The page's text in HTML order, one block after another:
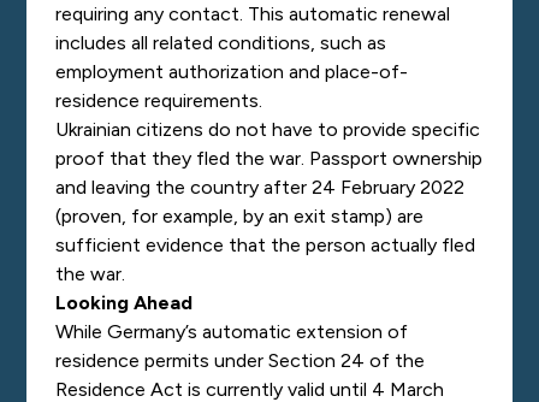
requiring any contact. This automatic renewal
includes all related conditions, such as
employment authorization and place-of-
residence requirements.
Ukrainian citizens do not have to provide specific
proof that they fled the war. Passport ownership
and leaving the country after 24 February 2022
(proven, for example, by an exit stamp) are
sufficient evidence that the person actually fled
the war.
Looking Ahead
While Germany’s automatic extension of
residence permits under Section 24 of the
Residence Act is currently valid until 4 March